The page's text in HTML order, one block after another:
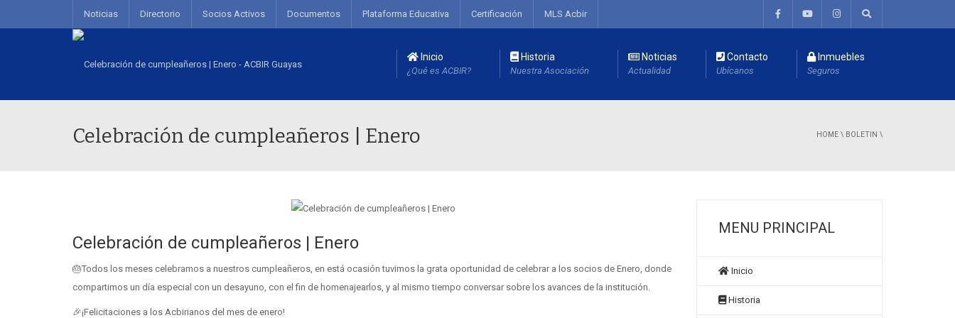
Noticias Directorio Socios Activos Documentos Plataforma Educativa Certificación MLS Acbir
Inicio
¿Qué es ACBIR?
Historia
Nuestra Asociación
Noticias
Actualidad
Contacto
Ubícanos
Inmuebles
Seguros
Celebración de cumpleañeros | Enero HOME \ BOLETIN \
Celebración de cumpleañeros | Enero
🎂Todos los meses celebramos a nuestros cumpleañeros, en está ocasión tuvimos la grata oportunidad de celebrar a los socios de Enero, donde
compartimos un día especial con un desayuno, con el fin de homenajearlos, y al mismo tiempo conversar sobre los avances de la institución.
🎉¡Felicitaciones a los Acbirianos del mes de enero!
MENU PRINCIPAL
Inicio
Historia